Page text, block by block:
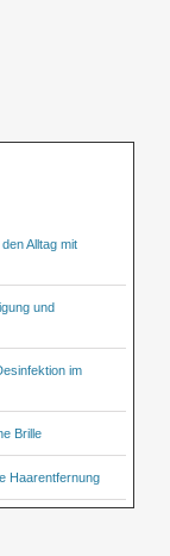
Alltag mit
und
im
Brille
Haarentfernung